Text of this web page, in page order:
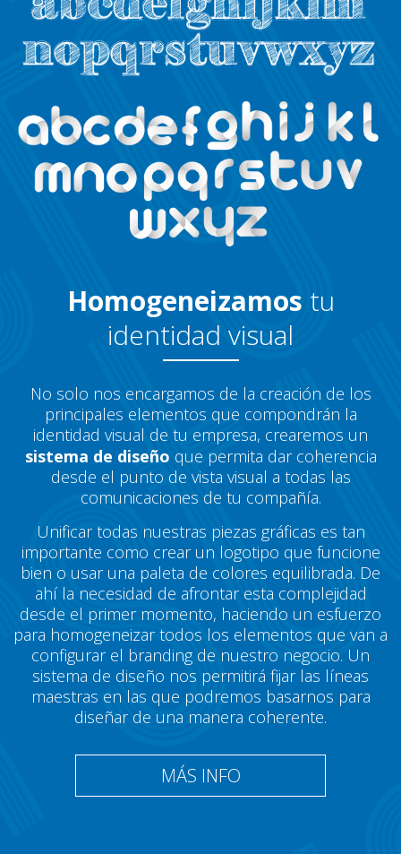
Homogeneizamos tu
identidad visual
No solo nos encargamos de la creación de los
principales elementos que compondrán la
identidad visual de tu empresa, crearemos un
sistema de diseño que permita dar coherencia
desde el punto de vista visual a todas las
comunicaciones de tu compañía.
Unificar todas nuestras piezas gráficas es tan
importante como crear un logotipo que funcione
bien o usar una paleta de colores equilibrada. De
ahí la necesidad de afrontar esta complejidad
desde el primer momento, haciendo un esfuerzo
para homogeneizar todos los elementos que van a
configurar el branding de nuestro negocio. Un
sistema de diseño nos permitirá fijar las líneas
maestras en las que podremos basarnos para
diseñar de una manera coherente.
MÁS INFO